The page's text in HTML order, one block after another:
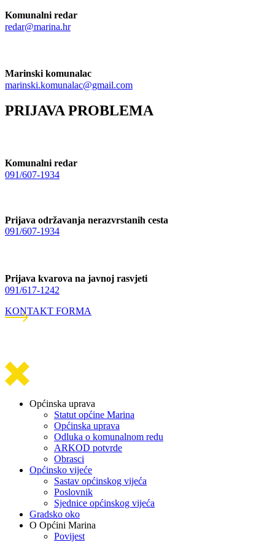
Komunalni redar
redar@marina.hr
Marinski komunalac
marinski.komunalac@gmail.com
PRIJAVA PROBLEMA
Komunalni redar
091/607-1934
Prijava održavanja nerazvrstanih cesta
091/607-1934
Prijava kvarova na javnoj rasvjeti
091/617-1242
KONTAKT FORMA
Općinska uprava
Statut općine Marina
Općinska uprava
Odluka o komunalnom redu
ARKOD potvrde
Obrasci
Općinsko vijeće
Sastav općinskog vijeća
Poslovnik
Sjednice općinskog vijeća
Gradsko oko
O Općini Marina
Povijest